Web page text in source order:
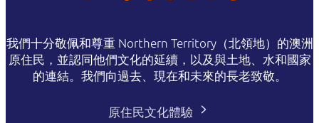
我們十分敬佩和尊重 Northern Territory（北領地）的澳洲
原住民，並認同他們文化的延續，以及與土地、水和國家
的連結。我們向過去、現在和未來的長老致敬。
原住民文化體驗